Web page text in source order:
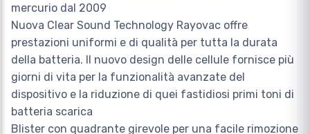
mercurio dal 2009
Nuova Clear Sound Technology Rayovac offre
prestazioni uniformi e di qualità per tutta la durata
della batteria. Il nuovo design delle cellule fornisce più
giorni di vita per la funzionalità avanzate del
dispositivo e la riduzione di quei fastidiosi primi toni di
batteria scarica
Blister con quadrante girevole per una facile rimozione